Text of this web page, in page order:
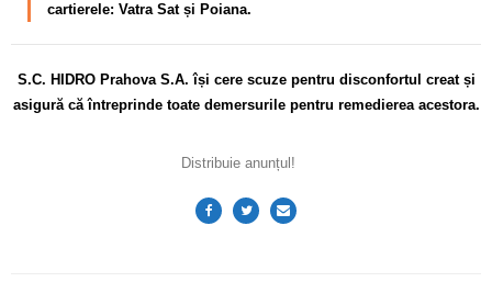
cartierele: Vatra Sat și Poiana.
S.C. HIDRO Prahova S.A. își cere scuze pentru disconfortul creat și
asigură că întreprinde toate demersurile pentru remedierea acestora.
Distribuie anunțul!